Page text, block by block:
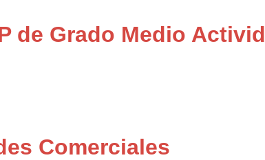
de Grado Medio
Comerciales